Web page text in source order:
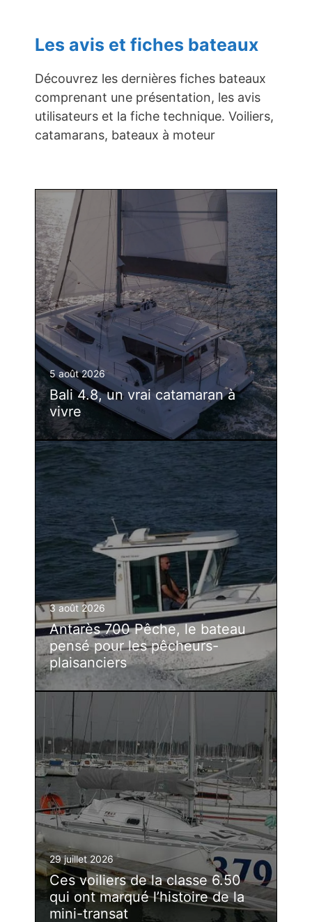
Les avis et fiches bateaux
Découvrez les dernières fiches bateaux
comprenant une présentation, les avis
utilisateurs et la fiche technique. Voiliers,
catamarans, bateaux à moteur
5 août 2026
Bali 4.8, un vrai catamaran à
vivre
3 août 2026
Antarès 700 Pêche, le bateau
pensé pour les pêcheurs-
plaisanciers
29 juillet 2026
Ces voiliers de la classe 6.50
qui ont marqué l’histoire de la
mini-transat